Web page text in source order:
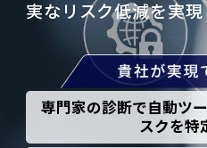
実なリスク低減を実
専門家の診断で自動ツ
スクを特